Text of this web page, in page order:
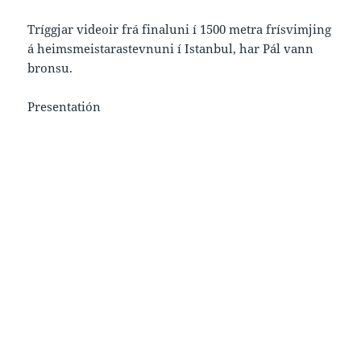
Tríggjar videoir frá finaluni í 1500 metra frísvimjing
á heimsmeistarastevnuni í Istanbul, har Pál vann
bronsu.
Presentatión